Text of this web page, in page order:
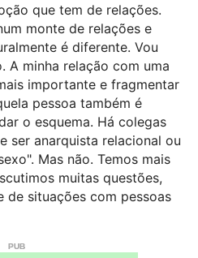
que tem de relações.
monte de relações e
é diferente. Vou
A minha relação com uma
importante e fragmentar
pessoa também é
o esquema. Há colegas
ser anarquista relacional ou
Mas não. Temos mais
muitas questões,
de situações com pessoas